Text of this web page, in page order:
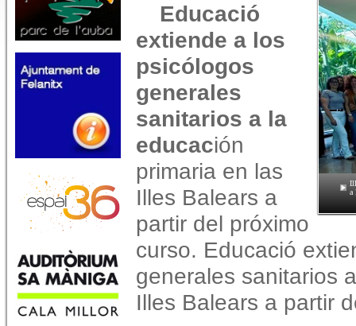
a
Educació
extiende a los
psicólogos
generales
sanitarios a la
educación
primaria en las
Illes Balears a
partir del próximo
curso. Educació
generales sanitarios
Illes Balears a partir